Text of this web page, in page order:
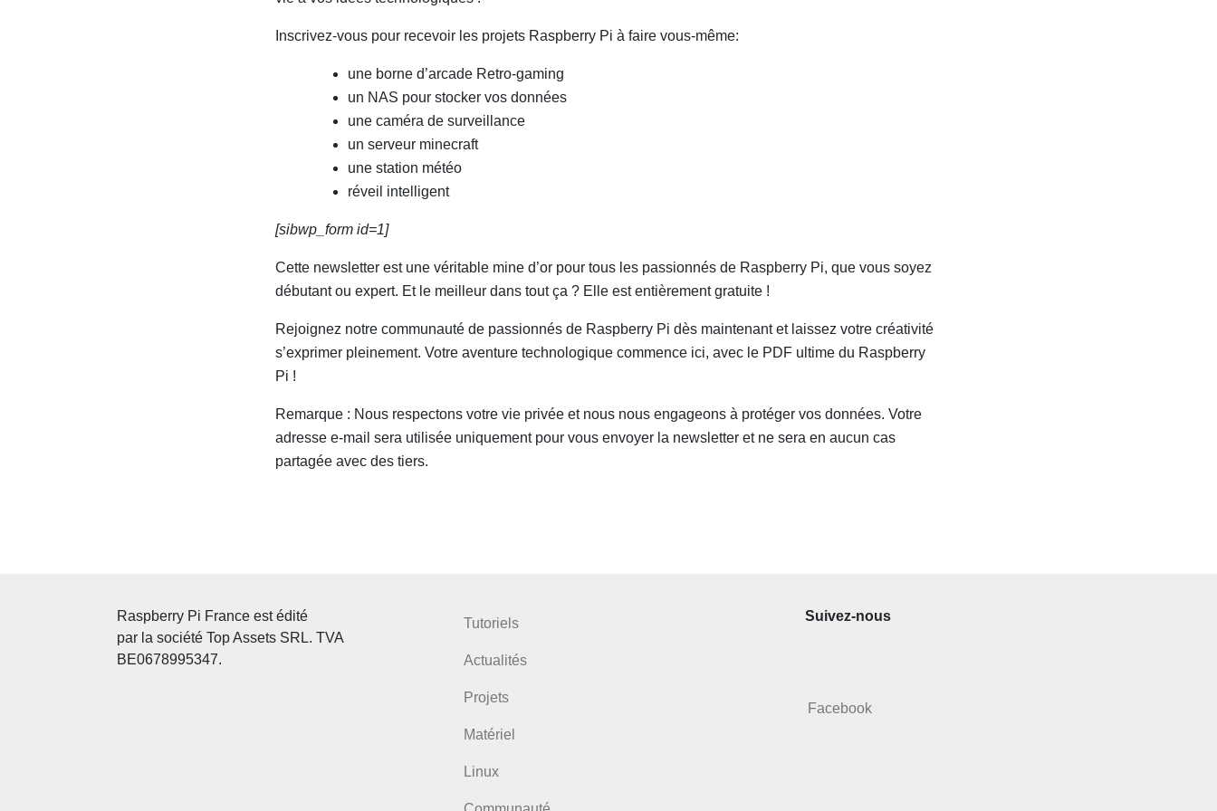
Inscrivez-vous pour recevoir les projets Raspberry Pi à faire vous-même:
une borne d’arcade Retro-gaming
un NAS pour stocker vos données
une caméra de surveillance
un serveur minecraft
une station météo
réveil intelligent
[sibwp_form id=1]
Cette newsletter est une véritable mine d’or pour tous les passionnés de Raspberry Pi, que vous soyez
débutant ou expert. Et le meilleur dans tout ça ? Elle est entièrement gratuite !
Rejoignez notre communauté de passionnés de Raspberry Pi dès maintenant et laissez votre créativité
s’exprimer pleinement. Votre aventure technologique commence ici, avec le PDF ultime du Raspberry
Pi !
Remarque : Nous respectons votre vie privée et nous nous engageons à protéger vos données. Votre
adresse e-mail sera utilisée uniquement pour vous envoyer la newsletter et ne sera en aucun cas
partagée avec des tiers.
Raspberry Pi France est édité
par la société Top Assets SRL. TVA
BE0678995347.
Tutoriels
Actualités
Projets
Matériel
Linux
Suivez-nous
Facebook